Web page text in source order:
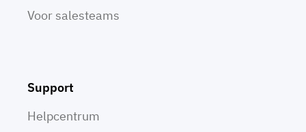
Voor salesteams
Support
Helpcentrum